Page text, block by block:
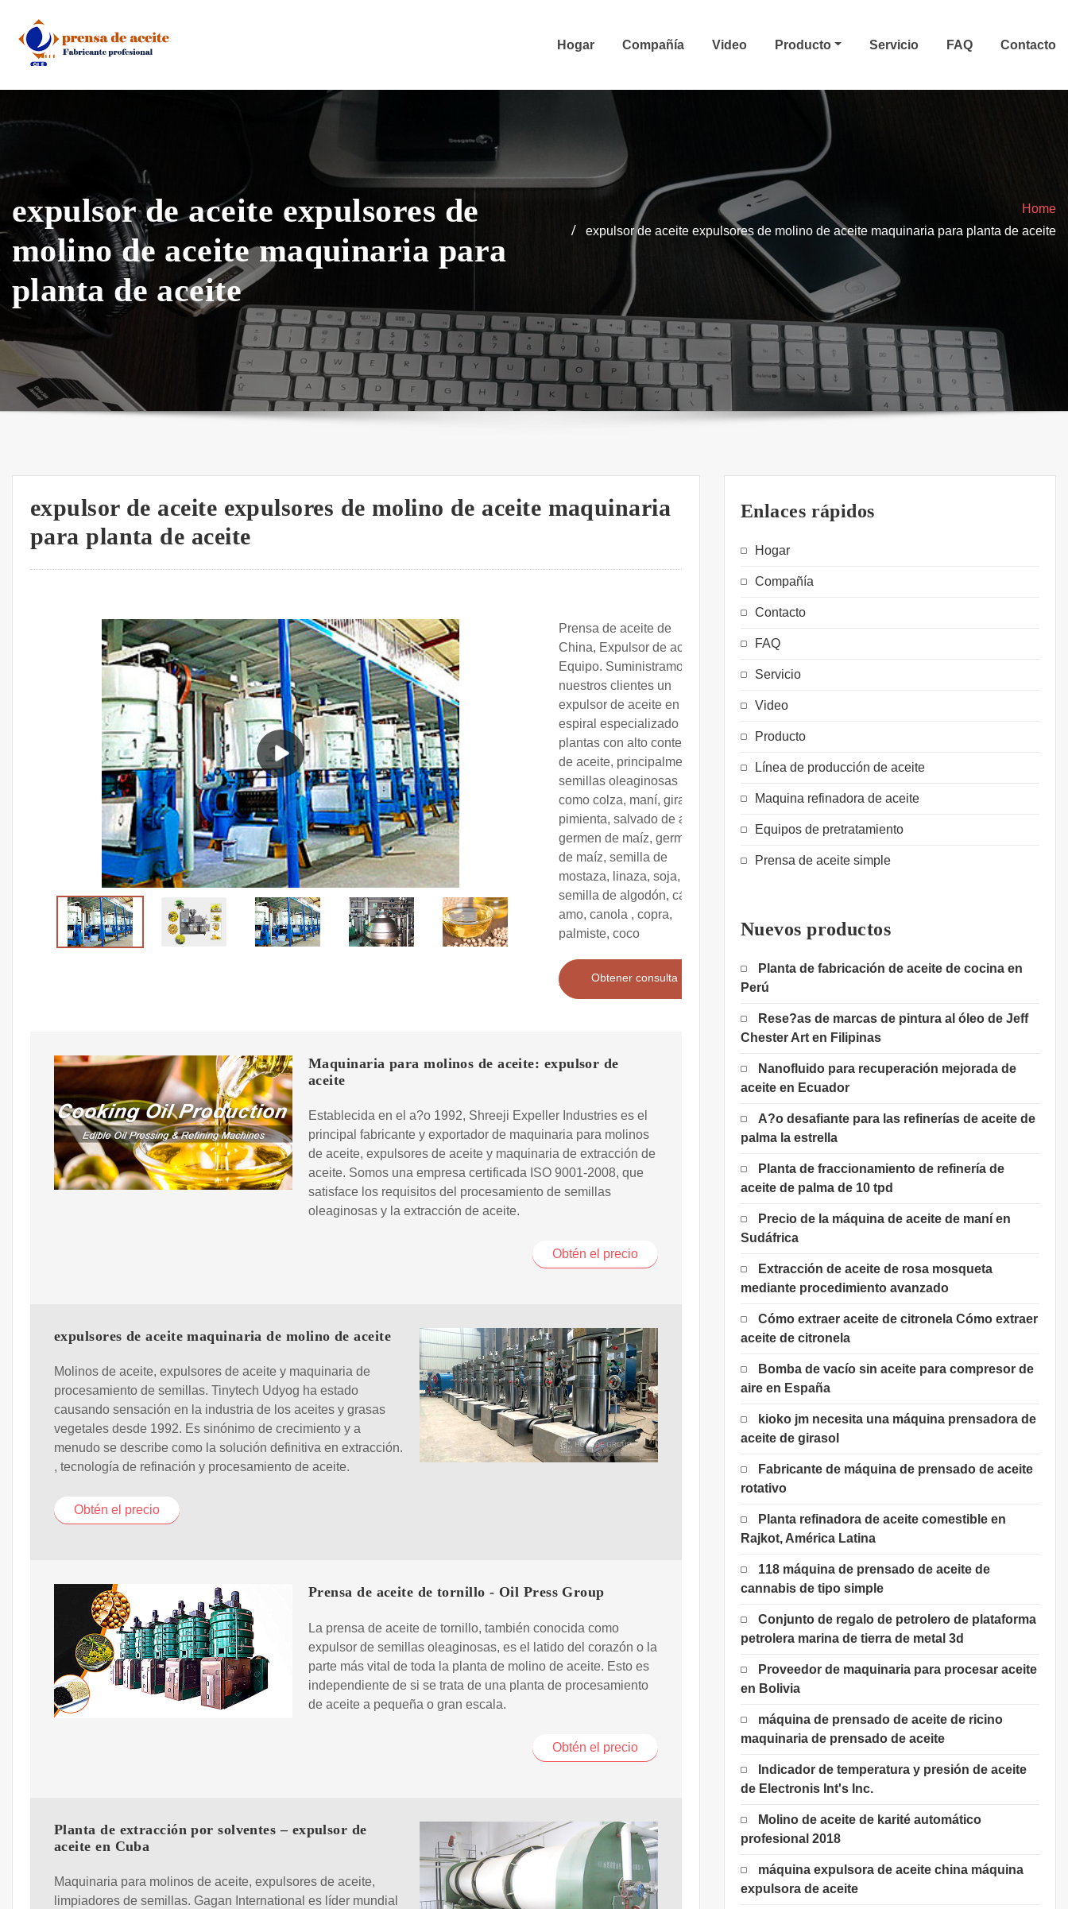
content
Hogar Compañía Video Producto Servicio FAQ Contacto
expulsor de aceite expulsores de
molino de aceite maquinaria para
planta de aceite
Home
expulsor de aceite expulsores de molino de aceite maquinaria para planta de aceite
expulsor de aceite expulsores de molino de aceite maquinaria
para planta de aceite
Prensa de aceite de
China, Expulsor de aceite,
Equipo. Suministramos a
nuestros clientes un
expulsor de aceite en
espiral especializado para
plantas con alto contenido
de aceite, principalmente
semillas oleaginosas
como colza, maní, girasol,
pimienta, salvado de arroz,
germen de maíz, germen
de maíz, semilla de
mostaza, linaza, soja,
semilla de algodón, cá?
amo, canola , copra,
palmiste, coco
Obtener consulta
Maquinaria para molinos de aceite: expulsor de
aceite
Establecida en el a?o 1992, Shreeji Expeller Industries es el
principal fabricante y exportador de maquinaria para molinos
de aceite, expulsores de aceite y maquinaria de extracción de
aceite. Somos una empresa certificada ISO 9001-2008, que
satisface los requisitos del procesamiento de semillas
oleaginosas y la extracción de aceite.
Obtén el precio
expulsores de aceite maquinaria de molino de aceite
Molinos de aceite, expulsores de aceite y maquinaria de
procesamiento de semillas. Tinytech Udyog ha estado
causando sensación en la industria de los aceites y grasas
vegetales desde 1992. Es sinónimo de crecimiento y a
menudo se describe como la solución definitiva en extracción.
, tecnología de refinación y procesamiento de aceite.
Obtén el precio
Prensa de aceite de tornillo - Oil Press Group
La prensa de aceite de tornillo, también conocida como
expulsor de semillas oleaginosas, es el latido del corazón o la
parte más vital de toda la planta de molino de aceite. Esto es
independiente de si se trata de una planta de procesamiento
de aceite a pequeña o gran escala.
Obtén el precio
Planta de extracción por solventes – expulsor de
aceite en Cuba
Maquinaria para molinos de aceite, expulsores de aceite,
limpiadores de semillas. Gagan International es líder mundial
Enlaces rápidos
Hogar
Compañía
Contacto
FAQ
Servicio
Video
Producto
Línea de producción de aceite
Maquina refinadora de aceite
Equipos de pretratamiento
Prensa de aceite simple
Nuevos productos
Planta de fabricación de aceite de cocina en
Perú
Rese?as de marcas de pintura al óleo de Jeff
Chester Art en Filipinas
Nanofluido para recuperación mejorada de
aceite en Ecuador
A?o desafiante para las refinerías de aceite de
palma la estrella
Planta de fraccionamiento de refinería de
aceite de palma de 10 tpd
Precio de la máquina de aceite de maní en
Sudáfrica
Extracción de aceite de rosa mosqueta
mediante procedimiento avanzado
Cómo extraer aceite de citronela Cómo extraer
aceite de citronela
Bomba de vacío sin aceite para compresor de
aire en España
kioko jm necesita una máquina prensadora de
aceite de girasol
Fabricante de máquina de prensado de aceite
rotativo
Planta refinadora de aceite comestible en
Rajkot, América Latina
118 máquina de prensado de aceite de
cannabis de tipo simple
Conjunto de regalo de petrolero de plataforma
petrolera marina de tierra de metal 3d
Proveedor de maquinaria para procesar aceite
en Bolivia
máquina de prensado de aceite de ricino
maquinaria de prensado de aceite
Indicador de temperatura y presión de aceite
de Electronis Int's Inc.
Molino de aceite de karité automático
profesional 2018
máquina expulsora de aceite china máquina
expulsora de aceite